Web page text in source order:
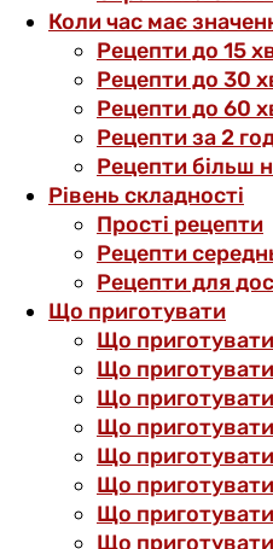
Коли час має
Рецепти до 15
Рецепти до 30
Рецепти до 60
Рецепти за 2
Рецепти більш
Рівень складності
Прості рецепти
Рецепти
Рецепти для
Що приготувати
Що
Що
Що
Що приготувати
Що
Що приготувати
Що
Що